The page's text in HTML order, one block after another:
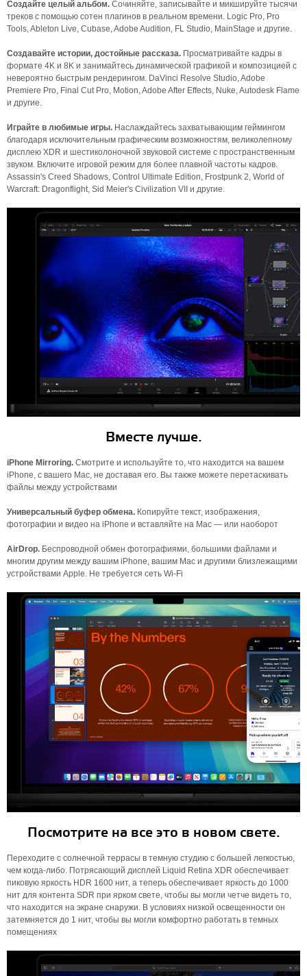
Создайте целый альбом. Сочиняйте, записывайте и микшируйте тысячи
треков с помощью сотен плагинов в реальном времени. Logic Pro, Pro
Tools, Ableton Live, Cubase, Adobe Audition, FL Studio, MainStage и другие.
Создавайте истории, достойные рассказа. Просматривайте кадры в
формате 4K и 8K и занимайтесь динамической графикой и композицией с
невероятно быстрым рендерингом. DaVinci Resolve Studio, Adobe
Premiere Pro, Final Cut Pro, Motion, Adobe After Effects, Nuke, Autodesk Flame
и другие.
Играйте в любимые игры. Наслаждайтесь захватывающим геймингом
благодаря исключительным графическим возможностям, великолепному
дисплею XDR и шестиколоночной звуковой системе с пространственным
звуком. Включите игровой режим для более плавной частоты кадров.
Assassin's Creed Shadows, Control Ultimate Edition, Frostpunk 2, World of
Warcraft: Dragonflight, Sid Meier's Civilization VII и другие.
Вместе лучше.
iPhone Mirroring. Смотрите и используйте то, что находится на вашем
iPhone, с вашего Mac, не доставая его. Вы также можете перетаскивать
файлы между устройствами
Универсальный буфер обмена. Копируйте текст, изображения,
фотографии и видео на iPhone и вставляйте на Mac — или наоборот
AirDrop. Беспроводной обмен фотографиями, большими файлами и
многим другим между вашим iPhone, вашим Mac и другими близлежащими
устройствами Apple. Не требуется сеть Wi-Fi
Посмотрите на все это в новом свете.
Переходите с солнечной террасы в темную студию с большей легкостью,
чем когда-либо. Потрясающий дисплей Liquid Retina XDR обеспечивает
пиковую яркость HDR 1600 нит, а теперь обеспечивает яркость до 1000
нит для контента SDR при ярком свете, чтобы вы могли четче видеть то,
что находится на экране снаружи. В условиях низкой освещенности он
затемняется до 1 нит, чтобы вы могли комфортно работать в темных
помещениях